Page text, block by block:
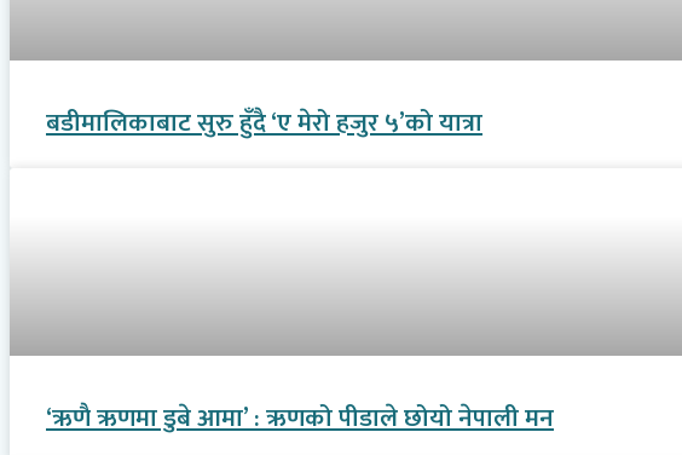
बडीमालिकाबाट सुरु हुँदै ‘ए मेरो हजुर ५’को यात्रा
‘ऋणै ऋणमा डुबे आमा’ : ऋणको पीडाले छोयो नेपाली मन